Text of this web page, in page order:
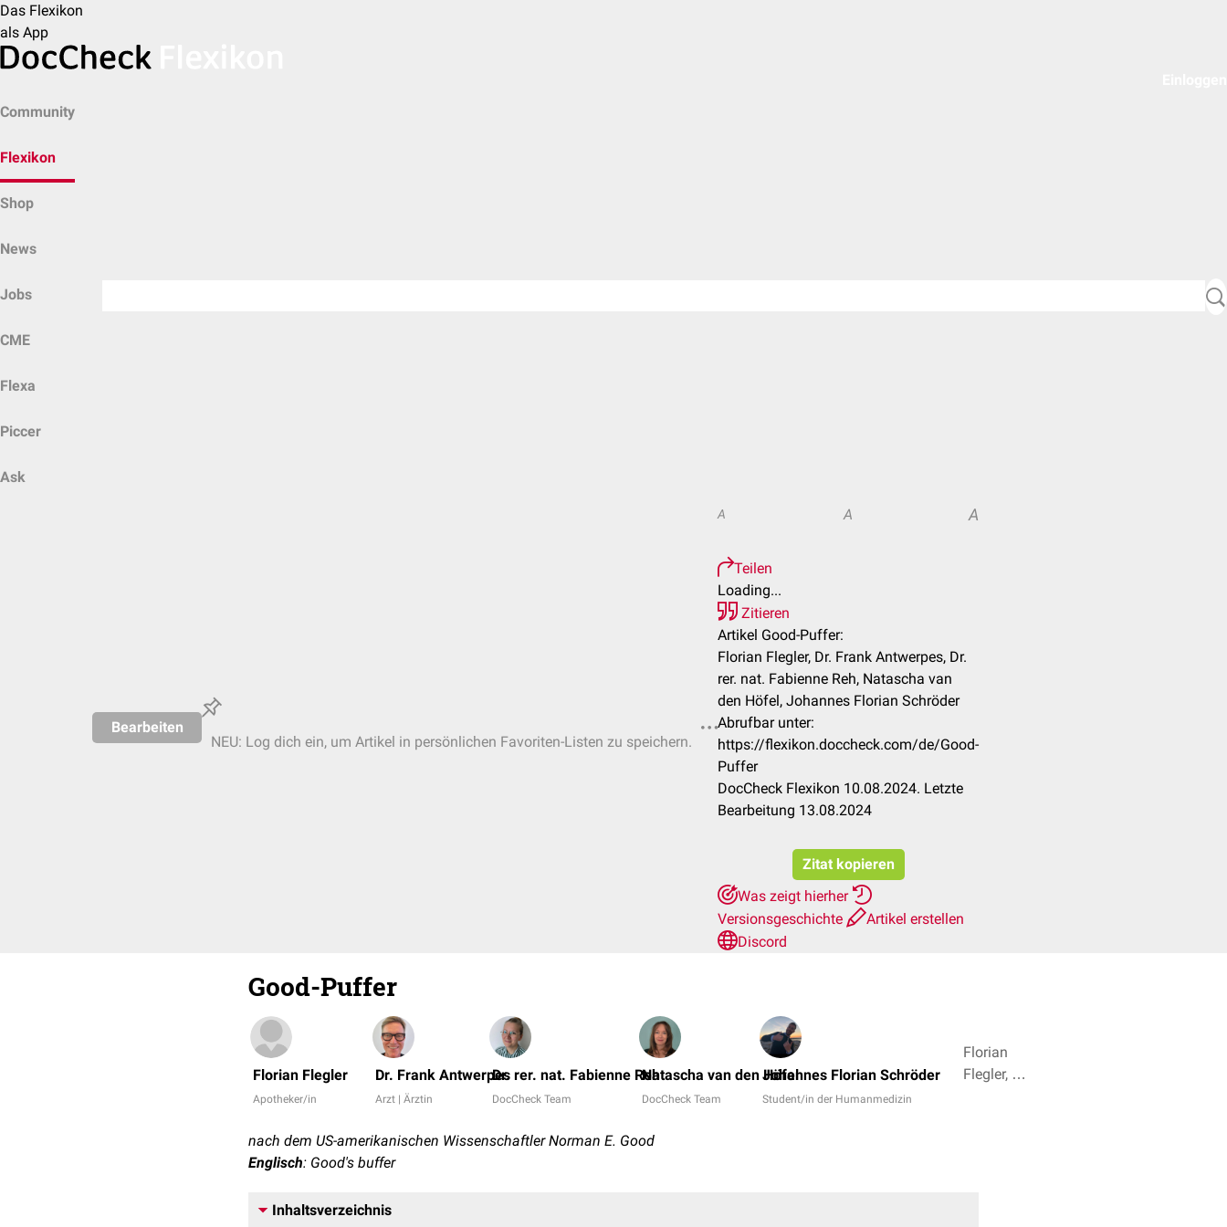
Das Flexikon
als App
Community
Flexikon
Shop
News
Jobs
CME
Flexa
Piccer
Ask
Bearbeiten
NEU: Log dich ein, um Artikel in persönlichen Favoriten-Listen zu speichern.
A A A
Teilen
Loading...
Zitieren
Artikel Good-Puffer:
Florian Flegler, Dr. Frank Antwerpes, Dr.
rer. nat. Fabienne Reh, Natascha van
den Höfel, Johannes Florian Schröder
Abrufbar unter:
https://flexikon.doccheck.com/de/Good-
Puffer
DocCheck Flexikon 10.08.2024. Letzte
Bearbeitung 13.08.2024
Zitat kopieren
Was zeigt hierher
Versionsgeschichte
Artikel erstellen
Discord
Good-Puffer
Florian Flegler
Apotheker/in
Dr. Frank Antwerpes
Arzt | Ärztin
Dr. rer. nat. Fabienne Reh
DocCheck Team
Natascha van den Höfel
DocCheck Team
Johannes Florian Schröder
Student/in der Humanmedizin
Florian
Flegler, Dr.
nach dem US-amerikanischen Wissenschaftler Norman E. Good
Englisch: Good's buffer
Inhaltsverzeichnis